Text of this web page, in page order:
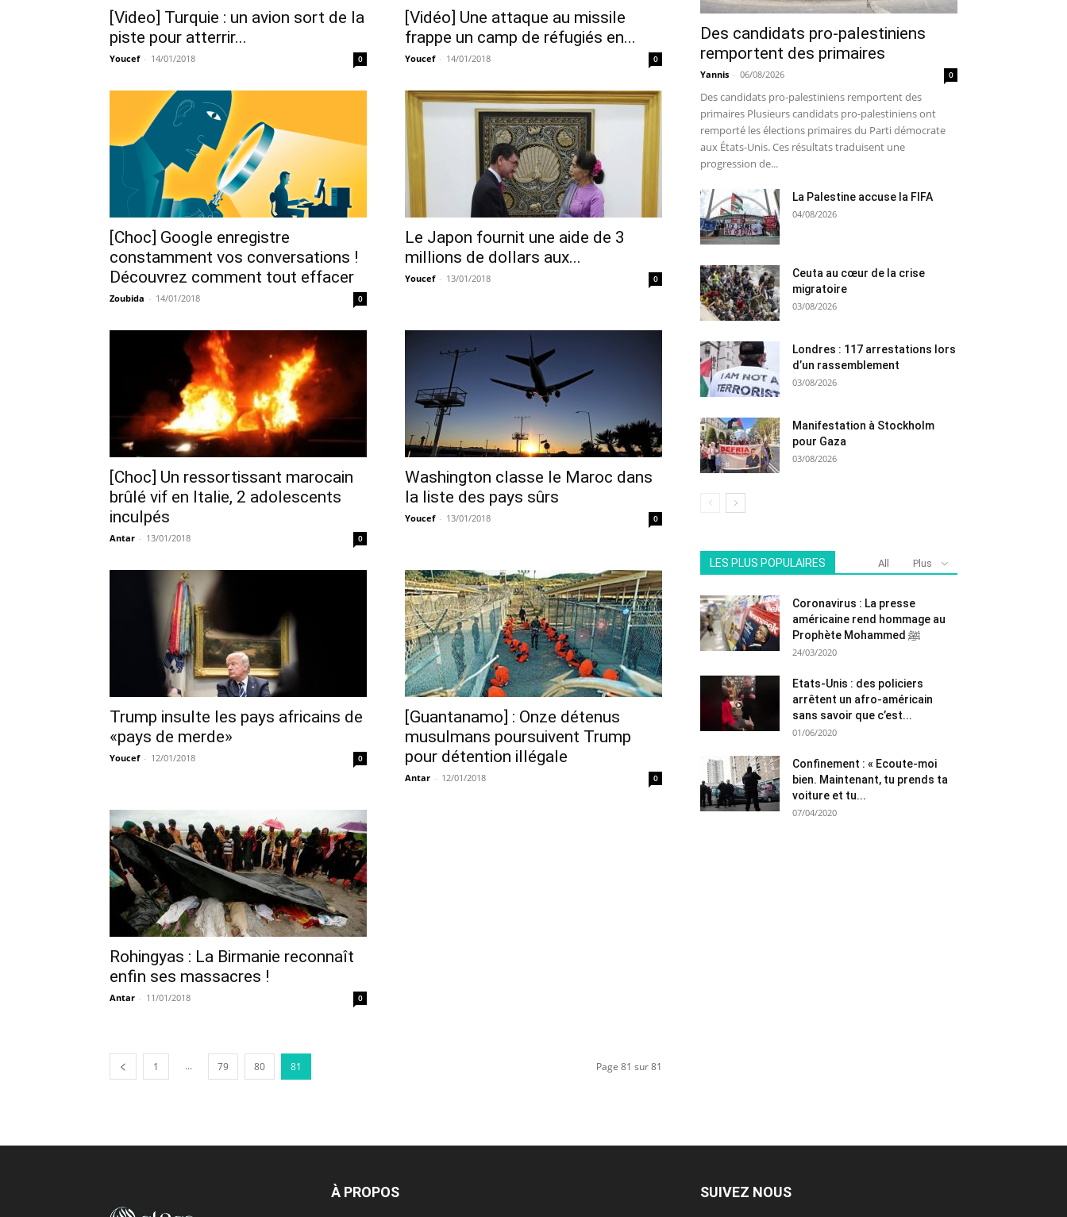
[Video] Turquie : un avion sort de la
piste pour atterrir...
Youcef - 14/01/2018 0
[Vidéo] Une attaque au missile
frappe un camp de réfugiés en...
Youcef - 14/01/2018 0
[Choc] Google enregistre
constamment vos conversations !
Découvrez comment tout effacer
Zoubida - 14/01/2018 0
Le Japon fournit une aide de 3
millions de dollars aux...
Youcef - 13/01/2018 0
[Choc] Un ressortissant marocain
brûlé vif en Italie, 2 adolescents
inculpés
Antar - 13/01/2018 0
Washington classe le Maroc dans
la liste des pays sûrs
Youcef - 13/01/2018 0
Trump insulte les pays africains de
«pays de merde»
Youcef - 12/01/2018 0
[Guantanamo] : Onze détenus
musulmans poursuivent Trump
pour détention illégale
Antar - 12/01/2018 0
Rohingyas : La Birmanie reconnaît
enfin ses massacres !
Antar - 11/01/2018 0
1 ... 79 80 81 Page 81 sur 81
Des candidats pro-palestiniens
remportent des primaires
Yannis - 06/08/2026 0
Des candidats pro-palestiniens remportent des
primaires Plusieurs candidats pro-palestiniens ont
remporté les élections primaires du Parti démocrate
aux États-Unis. Ces résultats traduisent une
progression de...
La Palestine accuse la FIFA
04/08/2026
Ceuta au cœur de la crise
migratoire
03/08/2026
Londres : 117 arrestations lors
d’un rassemblement
03/08/2026
Manifestation à Stockholm
pour Gaza
03/08/2026
LES PLUS POPULAIRES All Plus
Coronavirus : La presse
américaine rend hommage au
Prophète Mohammed ﷺ
24/03/2020
Etats-Unis : des policiers
arrêtent un afro-américain
sans savoir que c’est...
01/06/2020
Confinement : « Ecoute-moi
bien. Maintenant, tu prends ta
voiture et tu...
07/04/2020
À PROPOS SUIVEZ NOUS